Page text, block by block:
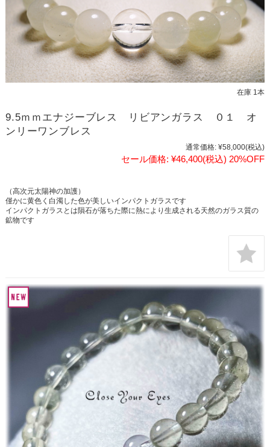
在庫 1本
9.5ｍｍエナジーブレス リビアンガラス ０１ オ
ンリーワンブレス
通常価格: ¥58,000(税込)
セール価格: ¥46,400(税込) 20%OFF
（高次元太陽神の加護）
僅かに黄色く白濁した色が美しいインパクトガラスです
インパクトガラスとは隕石が落ちた際に熱により生成される天然のガラス質の
鉱物です